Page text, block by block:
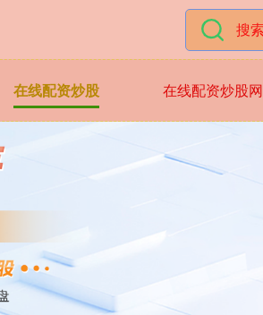
在线配资炒股 在线配资炒股网